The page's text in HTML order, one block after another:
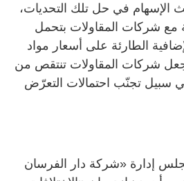
الإسهام في حل تلك التحديات،
مع شركات المقاولات بتحمل
الطارئة على أسعار مواد
شركات المقاولات تنتقص من
سبيل تجنّب احتمالات التعرّض
إدارة «شركة دار الفرسان